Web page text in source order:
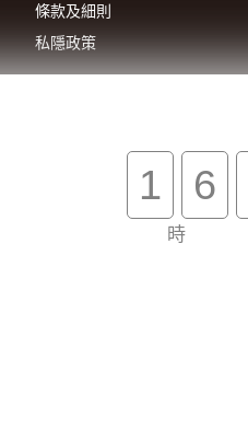
條款及細則
私隱政策
1 6
時